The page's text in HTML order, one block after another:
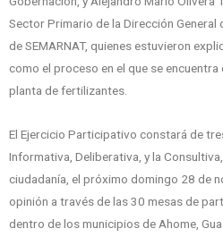
Sector Primario de la Dirección General
de SEMARNAT, quienes estuvieron
como el proceso en el que se encuentra
planta de fertilizantes.
El Ejercicio Participativo constará de
Informativa, Deliberativa, y la
ciudadanía, el próximo domingo 28 de
opinión a través de las 30 mesas de
dentro de los municipios de Ahome,